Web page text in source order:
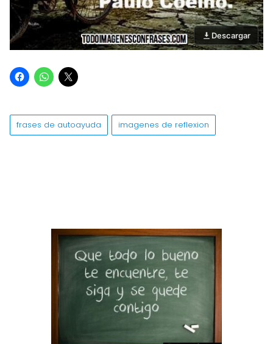
Descargar
frases de autoayuda imagenes de reflexion